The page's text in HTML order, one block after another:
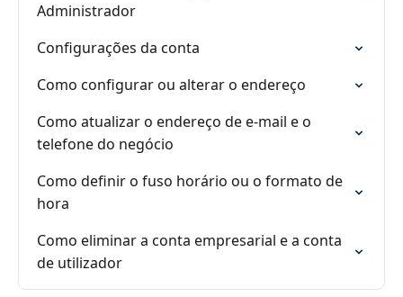
Administrador
Configurações da conta
Como configurar ou alterar o endereço
Como atualizar o endereço de e-mail e o
telefone do negócio
Como definir o fuso horário ou o formato de
hora
Como eliminar a conta empresarial e a conta
de utilizador